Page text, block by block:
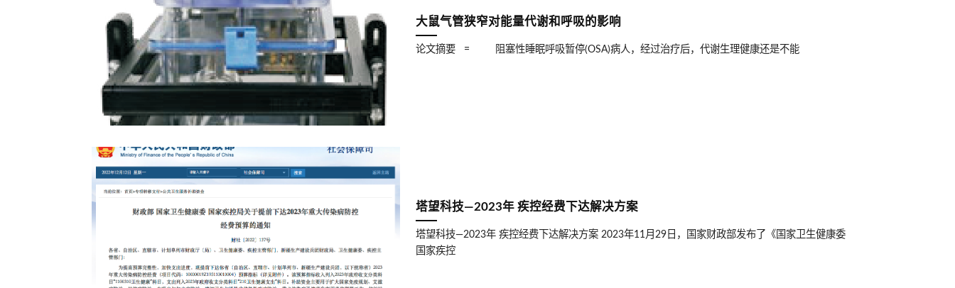
大鼠气管狭窄对能量代谢和呼吸的影响
论文摘要 = 阻塞性睡眠呼吸暂停(OSA)病人，经过治疗后，代谢生理健康还是不能
塔望科技—2023年 疾控经费下达解决方案
塔望科技—2023年 疾控经费下达解决方案 2023年11月29日，国家财政部发布了《国家卫生健康委
国家疾控